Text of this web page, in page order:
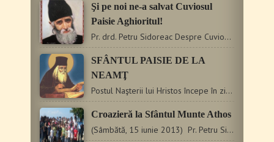
Şi pe noi ne-a salvat Cuviosul
Paisie Aghioritul!
Pr. drd. Petru Sidoreac Despre Cuviosul Paisie Aghioritul am…
SFÂNTUL PAISIE DE LA
NEAMŢ
Postul Naşterii lui Hristos începe în ziua a 15-a a lunii…
Croazieră la Sfântul Munte Athos
(Sâmbătă, 15 iunie 2013) Pr. Petru Sidoreac Pentru copiii…